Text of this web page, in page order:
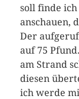
soll finde
anschauen,
Der
auf 75
am Strand
diesen
ich werde